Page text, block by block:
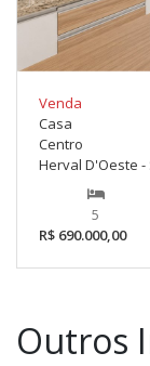
Venda
Casa
Centro
Herval D'Oeste -
5
R$ 690.000,00
Outros